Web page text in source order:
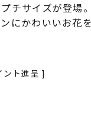
チサイズが登場
にかわいいお花
ント進呈 ]